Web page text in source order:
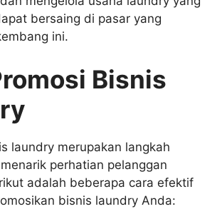
bersaing di pasar yang
ini.
Bisnis
laundry merupakan langkah
perhatian pelanggan
adalah beberapa cara efektif
bisnis laundry Anda: